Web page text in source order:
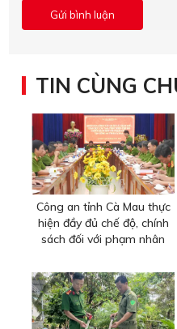
TIN CÙNG
Công an tỉnh Cà Mau thực
hiện đầy đủ chế độ, chính
sách đối với phạm nhân